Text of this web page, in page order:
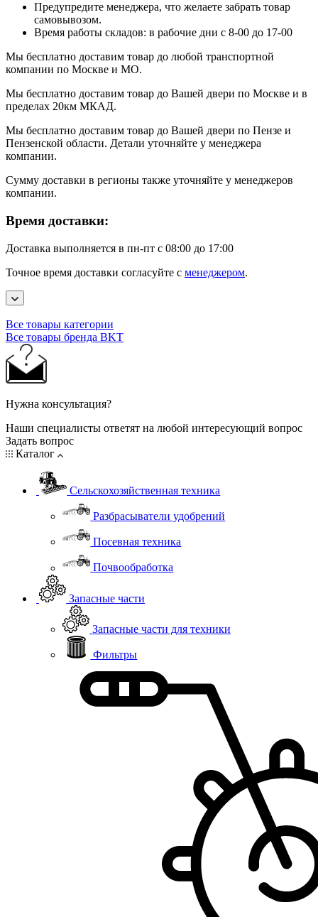
Предупредите менеджера, что желаете забрать товар
самовывозом.
Время работы складов: в рабочие дни с 8-00 до 17-00
Мы бесплатно доставим товар до любой транспортной
компании по Москве и МО.
Мы бесплатно доставим товар до Вашей двери по Москве и в
пределах 20км МКАД.
Мы бесплатно доставим товар до Вашей двери по Пензе и
Пензенской области. Детали уточняйте у менеджера
компании.
Сумму доставки в регионы также уточняйте у менеджеров
компании.
Время доставки:
Доставка выполняется в пн-пт с 08:00 до 17:00
Точное время доставки согласуйте с менеджером.
Все товары категории
Все товары бренда BKT
Нужна консультация?
Наши специалисты ответят на любой интересующий вопрос
Задать вопрос
Каталог
Сельскохозяйственная техника
Разбрасыватели удобрений
Посевная техника
Почвообработка
Запасные части
Запасные части для техники
Фильтры